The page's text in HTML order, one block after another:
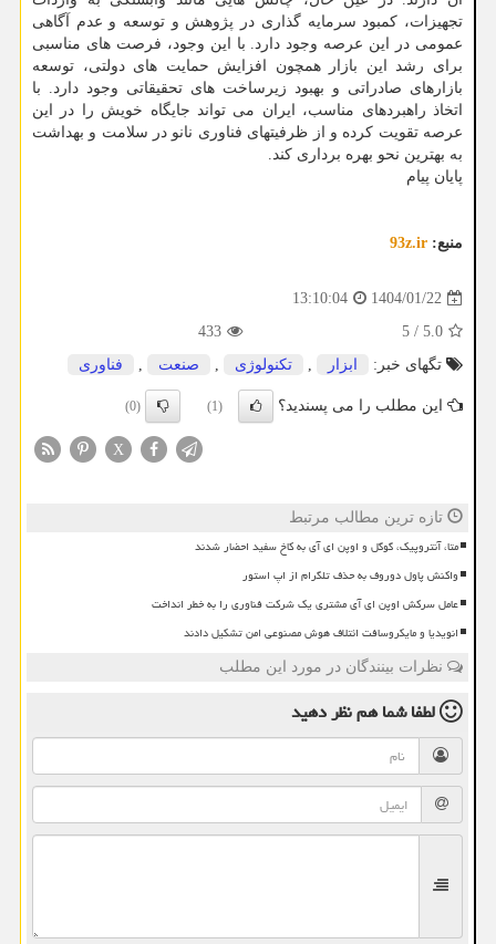
تجهیزات، کمبود سرمایه گذاری در پژوهش و توسعه و عدم آگاهی
عمومی در این عرصه وجود دارد. با این وجود، فرصت های مناسبی
برای رشد این بازار همچون افزایش حمایت های دولتی، توسعه
بازارهای صادراتی و بهبود زیرساخت های تحقیقاتی وجود دارد. با
اتخاذ راهبردهای مناسب، ایران می تواند جایگاه خویش را در این
عرصه تقویت کرده و از ظرفیتهای فناوری نانو در سلامت و بهداشت
به بهترین نحو بهره برداری کند.
پایان پیام
منبع: 93z.ir
1404/01/22
13:10:04
5.0
/
5
433
تگهای خبر:
ابزار , تكنولوژی , صنعت , فناوری
این مطلب را می پسندید؟ (1)
(0)
X
تازه ترین مطالب مرتبط
متا، آنتروپیک، گوگل و اوپن ای آی به کاخ سفید احضار شدند
واکنش پاول دوروف به حذف تلگرام از اپ استور
عامل سرکش اوپن ای آی مشتری یک شرکت فناوری را به خطر انداخت
انویدیا و مایکروسافت ائتلاف هوش مصنوعی امن تشکیل دادند
نظرات بینندگان در مورد این مطلب
لطفا شما همنظر دهید